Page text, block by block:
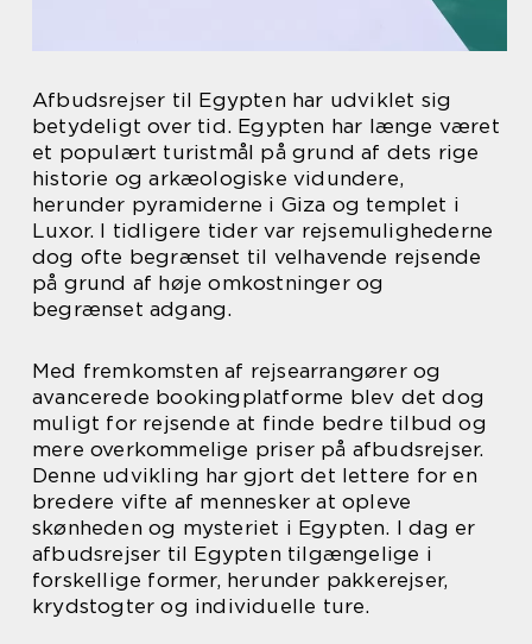
Afbudsrejser til Egypten har udviklet sig
betydeligt over tid. Egypten har længe været
et populært turistmål på grund af dets rige
historie og arkæologiske vidundere,
herunder pyramiderne i Giza og templet i
Luxor. I tidligere tider var rejsemulighederne
dog ofte begrænset til velhavende rejsende
på grund af høje omkostninger og
begrænset adgang.
Med fremkomsten af rejsearrangører og
avancerede bookingplatforme blev det dog
muligt for rejsende at finde bedre tilbud og
mere overkommelige priser på afbudsrejser.
Denne udvikling har gjort det lettere for en
bredere vifte af mennesker at opleve
skønheden og mysteriet i Egypten. I dag er
afbudsrejser til Egypten tilgængelige i
forskellige former, herunder pakkerejser,
krydstogter og individuelle ture.